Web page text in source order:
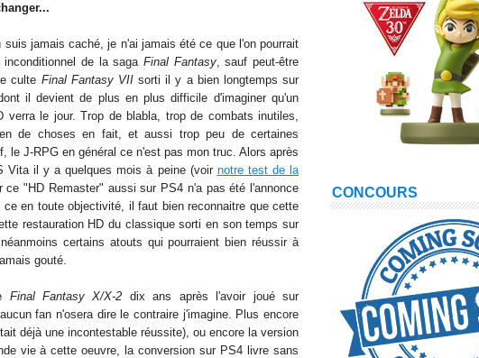
suis jamais caché, je n'ai jamais été ce que l'on pourrait
inconditionnel de la saga Final Fantasy, sauf peut-être
culte Final Fantasy VIIsorti il y a bien longtemps sur
il devient de plus en plus difficile d'imaginer qu'un
verra le jour. Trop de blabla, trop de combats inutiles,
de choses en fait, et aussi trop peu de certaines
le J-RPG en général ce n'est pas mon truc. Alors après
Vita il y a quelques mois à peine (voir notre test de la
ce "HD Remaster" aussi sur PS4 n'a pas été l'annonce
en toute objectivité, il faut bien reconnaitre que cette
restauration HD du classique sorti en son temps sur
certains atouts qui pourraient bien réussir à
gouté.
Final Fantasy X/X-2 dix ans après l'avoir joué sur
fan n'osera dire le contraire j'imagine. Plus encore
déjà une incontestable réussite), ou encore la version
vie à cette oeuvre, la conversion sur PS4 livre sans
CONCOURS